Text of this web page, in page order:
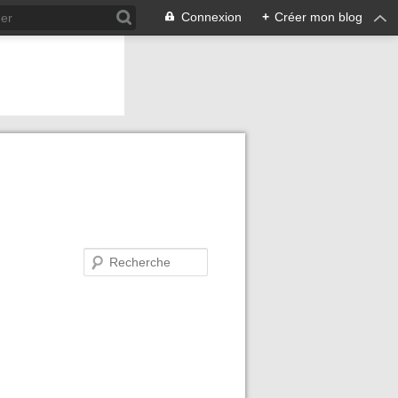
Connexion + Créer mon blog